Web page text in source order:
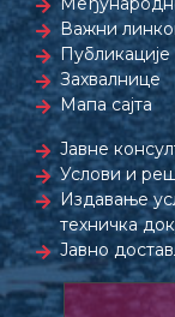
Важни
Публикације
Захвалнице
Мапа сајта
Јавне
Услови и
Издавање
техничка
Јавно